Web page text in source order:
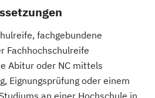
fachgebundene
Fachhochschulreife
Abitur oder NC mittels
Eignungsprüfung oder einem
an einer Hochschule in